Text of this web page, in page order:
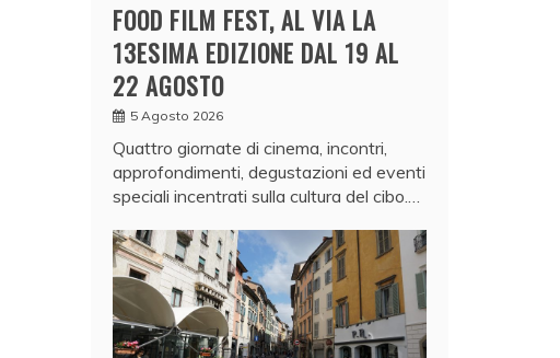
FOOD FILM FEST, AL VIA LA
13ESIMA EDIZIONE DAL 19 AL
22 AGOSTO
5 Agosto 2026
Quattro giornate di cinema, incontri,
approfondimenti, degustazioni ed eventi
speciali incentrati sulla cultura del cibo.…